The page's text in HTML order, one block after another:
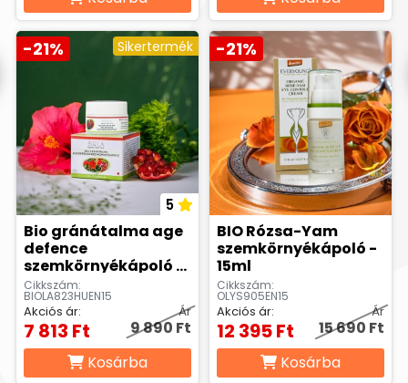
-21% Sikertermék
5
Bio gránátalma age
defence
szemkörnyékápoló -
15 ml
Cikkszám:
BIOLA823HUEN15
Akciós ár:
7 813 Ft
Ár
9 890 Ft
Kosárba
-21%
BIO Rózsa-Yam
szemkörnyékápoló -
15ml
Cikkszám:
OLYS905EN15
Akciós ár:
12 395 Ft
Ár
15 690 Ft
Kosárba